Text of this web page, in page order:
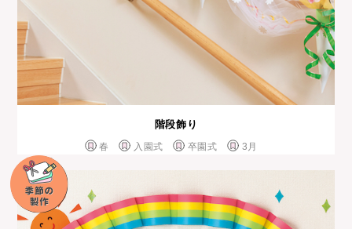
階段飾り
春 入園式 卒園式 3月